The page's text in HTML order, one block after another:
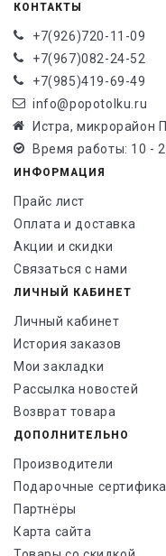
КОНТАКТЫ
+7(926)720-11-09
+7(967)082-24-52
+7(985)419-69-49
info@popotolku.ru
Истра, микрорайон
Время работы: 10 -
ИНФОРМАЦИЯ
Прайс лист
Оплата и доставка
Акции и скидки
Связаться с нами
ЛИЧНЫЙ КАБИНЕТ
Личный кабинет
История заказов
Мои закладки
Рассылка новостей
Возврат товара
ДОПОЛНИТЕЛЬНО
Производители
Подарочные
Партнёры
Карта сайта